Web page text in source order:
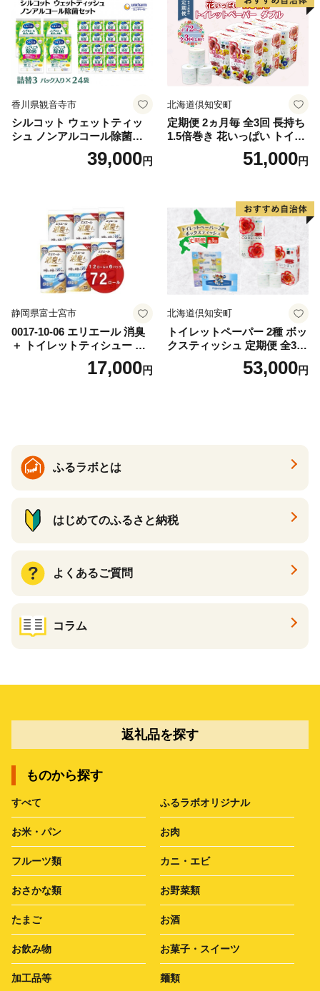
香川県観音寺市
シルコット ウェットティッ
シュ ノンアルコール除菌詰
替（43枚×3P）×24袋 日用品
おもちゃ 拭き取り 手拭き 外
39,000円
北海道倶知安町
定期便 2ヵ月毎 全3回 長持ち
1.5倍巻き 花いっぱい トイレ
ットペーパー ダブル 45ｍ 計
72ロール 全18種 花柄 プリン
ー 消耗品 備蓄 送料無料 北海
道 倶知安町 日用品
51,000円
静岡県富士宮市
0017-10-06 エリエール 消臭
＋ トイレットティシュー し
っかり香るフレッシュクリア
の香り ダブル 12ロール×6パ
17,000円
北海道倶知安町
トイレットペーパー 2種 ボッ
クスティッシュ 定期便 全3
回 日本製 まとめ買い 防災
常備品 日用雑貨 消耗品 生活
53,000円
ふるラボとは
はじめてのふるさと納税
よくあるご質問
コラム
返礼品を探す
ものから探す
すべて ふるラボオリジナル
お米・パン お肉
フルーツ類 カニ・エビ
おさかな類 お野菜類
たまご お酒
お飲み物 お菓子・スイーツ
加工品等 麺類